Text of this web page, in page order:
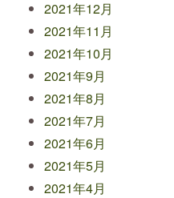
2021年12月
2021年11月
2021年10月
2021年9月
2021年8月
2021年7月
2021年6月
2021年5月
2021年4月